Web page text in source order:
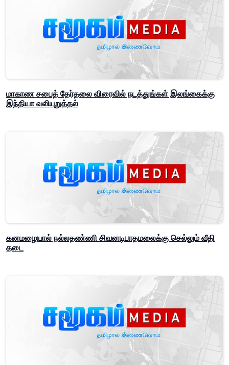
மாகாண சபைத் தேர்தலை விரைவில் நடத்துங்கள் இலங்கைக்கு
இந்தியா வலியுறுத்தல்
கனமழையால் நல்லதண்ணி சிவனடிபாதமலைக்கு செல்லும் வீதி
தடை